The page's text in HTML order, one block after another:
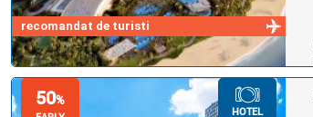
recomandat de turisti
50%
HOTEL